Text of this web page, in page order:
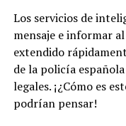
Los servicios de
mensaje e informar
extendido
de la policía
legales. ¡¿Cómo es
podrían pensar!